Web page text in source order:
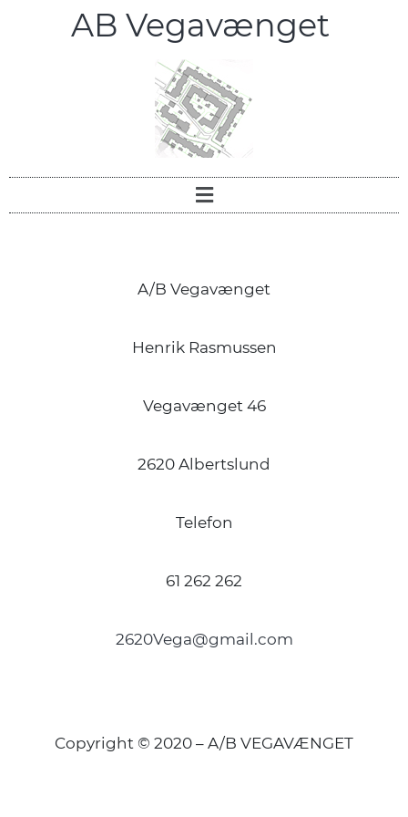
AB Vegavænget
A/B Vegavænget
Henrik Rasmussen
Vegavænget 46
2620 Albertslund
Telefon
61 262 262
2620Vega@gmail.com
Copyright © 2020 – A/B VEGAVÆNGET